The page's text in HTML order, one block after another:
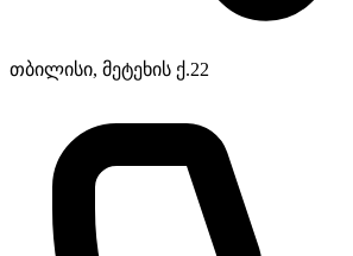
თბილისი, მეტეხის ქ.22